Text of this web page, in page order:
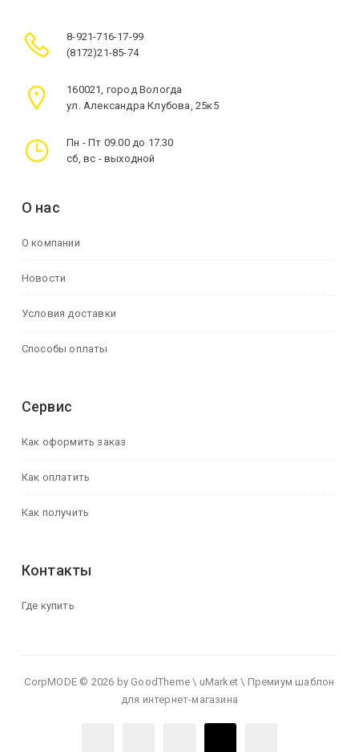
8-921-716-17-99
(8172)21-85-74
160021, город Вологда
ул. Александра Клубова, 25к5
Пн - Пт 09.00 до 17.30
сб, вс - выходной
О нас
О компании
Новости
Условия доставки
Способы оплаты
Сервис
Как оформить заказ
Как оплатить
Как получить
Контакты
Где купить
CorpMODE © 2026 by GoodTheme \ uMarket \ Премиум шаблон
для интернет-магазина